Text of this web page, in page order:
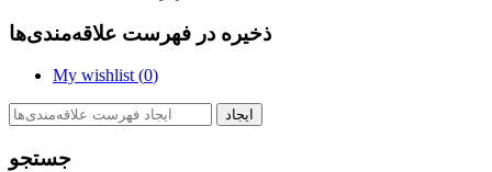
ذخیره در فهرست علاقه‌مندی‌ها
My wishlist (0)
ایجاد
جستجو